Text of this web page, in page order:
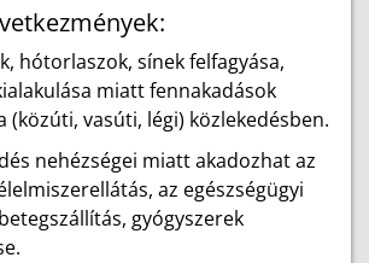
hótorlaszok, sínek felfagyása,
miatt fennakadások
(közúti, vasúti, légi) közlekedésben.
nehézségei miatt akadozhat az
az egészségügyi
gyógyszerek